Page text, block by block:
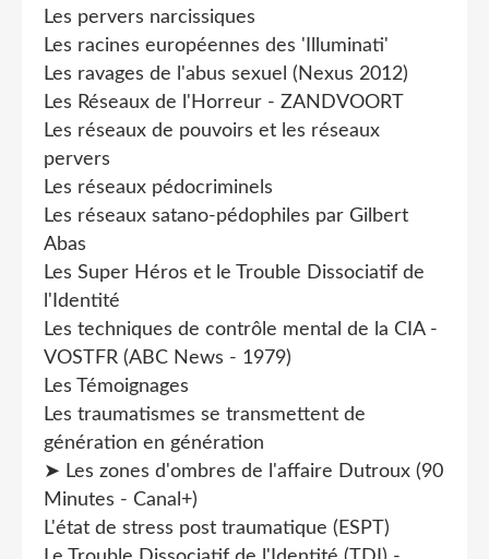
Les pervers narcissiques
Les racines européennes des 'Illuminati'
Les ravages de l'abus sexuel (Nexus 2012)
Les Réseaux de l'Horreur - ZANDVOORT
Les réseaux de pouvoirs et les réseaux
pervers
Les réseaux pédocriminels
Les réseaux satano-pédophiles par Gilbert
Abas
Les Super Héros et le Trouble Dissociatif de
l'Identité
Les techniques de contrôle mental de la CIA -
VOSTFR (ABC News - 1979)
Les Témoignages
Les traumatismes se transmettent de
génération en génération
➤ Les zones d'ombres de l'affaire Dutroux (90
Minutes - Canal+)
L'état de stress post traumatique (ESPT)